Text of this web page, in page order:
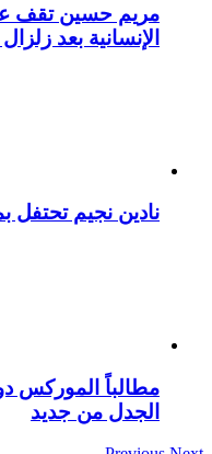
مريم حسين تقف
الإنسانية بعد
نادين نجيم تحتفل
مطالباً الموركس
الجدل من جديد